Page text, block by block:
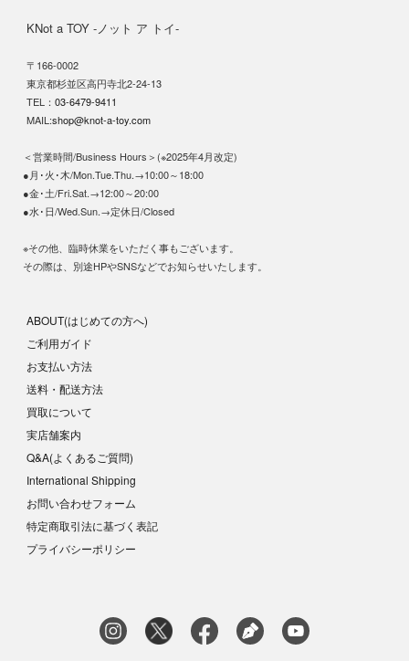
KNot a TOY -ノット ア トイ-
〒166-0002
東京都杉並区高円寺北2-24-13
TEL： 03-6479-9411
MAIL:shop@knot-a-toy.com
＜営業時間/Business Hours＞(※2025年4月改定)
●月･火･木/Mon.Tue.Thu.→10:00～18:00
●金･土/Fri.Sat.→12:00～20:00
●水･日/Wed.Sun.→定休日/Closed
※その他、臨時休業をいただく事もございます。
その際は、別途HPやSNSなどでお知らせいたします。
ABOUT(はじめての方へ)
ご利用ガイド
お支払い方法
送料・配送方法
買取について
実店舗案内
Q&A(よくあるご質問)
International Shipping
お問い合わせフォーム
特定商取引法に基づく表記
プライバシーポリシー